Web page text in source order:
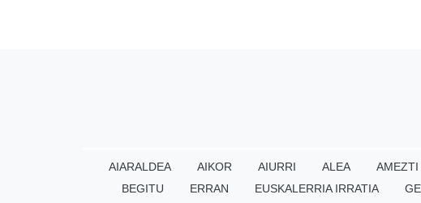
AIARALDEA AIKOR AIURRI ALEA AMEZTI
BEGITU
ERRAN EUSKALERRIA IRRATIA